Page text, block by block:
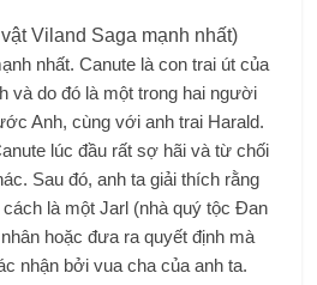
nhất. Canute là con trai út của
và do đó là một trong hai người
Anh, cùng với anh trai Harald.
lúc đầu rất sợ hãi và từ chối
Sau đó, anh ta giải thích rằng
là một Jarl (nhà quý tộc Đan
hoặc đưa ra quyết định mà
nhận bởi vua cha của anh ta.